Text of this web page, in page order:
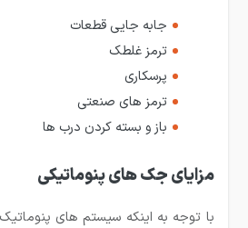
جابه جایی قطعات
ترمز غلطک
پرسکاری
ترمز های صنعتی
باز و بسته کردن درب ها
مزایای جک های پنوماتیکی
با توجه به اینکه سیستم های